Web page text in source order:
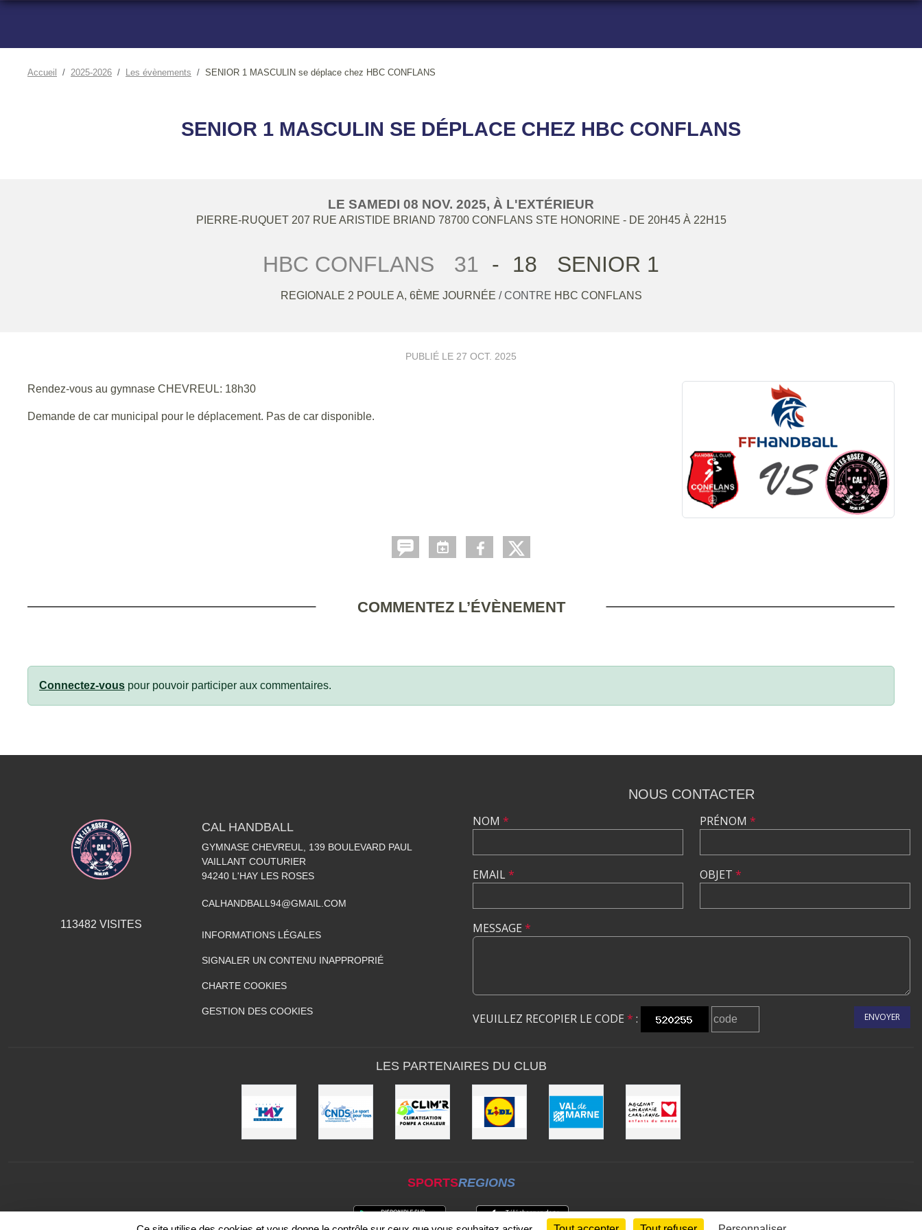
Accueil 2025-2026 Les évènements SENIOR 1 MASCULIN se déplace chez HBC CONFLANS
SENIOR 1 MASCULIN SE DÉPLACE CHEZ HBC CONFLANS
LE SAMEDI 08 NOV. 2025, À L'EXTÉRIEUR
PIERRE-RUQUET 207 RUE ARISTIDE BRIAND 78700 CONFLANS STE HONORINE - DE 20H45 À 22H15
HBC CONFLANS 31 - 18 SENIOR 1
REGIONALE 2 POULE A, 6ÈME JOURNÉE / CONTRE HBC CONFLANS
PUBLIÉ LE 27 OCT. 2025
Rendez-vous au gymnase CHEVREUL: 18h30
Demande de car municipal pour le déplacement. Pas de car disponible.
COMMENTEZ L’ÉVÈNEMENT
Connectez-vous pour pouvoir participer aux commentaires.
113482 VISITES
CAL HANDBALL
GYMNASE CHEVREUL, 139 BOULEVARD PAUL
VAILLANT COUTURIER
94240 L'HAY LES ROSES
CALHANDBALL94@GMAIL.COM
INFORMATIONS LÉGALES
SIGNALER UN CONTENU INAPPROPRIÉ
CHARTE COOKIES
GESTION DES COOKIES
NOUS CONTACTER
NOM *
EMAIL*
PRÉNOM *
OBJET *
MESSAGE *
VEUILLEZ RECOPIER LE CODE * : ENVOYER
LES PARTENAIRES DU CLUB
SPORTSREGIONS